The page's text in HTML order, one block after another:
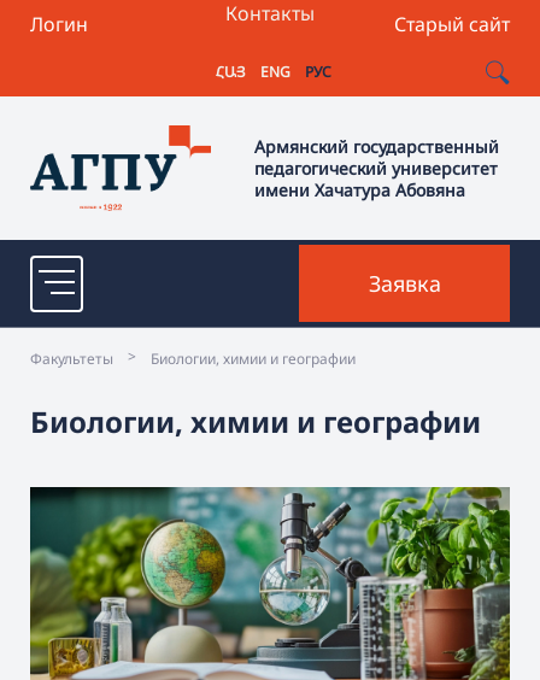
Логин Старый сайт
Контакты
ՀԱՅ ENG РУС
Армянский государственный
педагогический университет
имени Хачатура Абовяна
Заявка
Факультеты > Биологии, химии и географии
Биологии, химии и географии